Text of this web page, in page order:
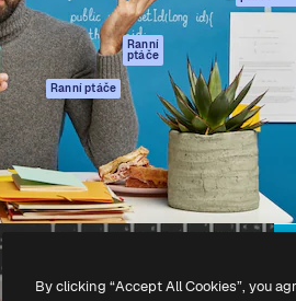
Stock obsah
MCP pro
Claude/ChatGPT
Ranní
ptáče
Agenti Ranní ptáče
API
Mobilní aplikace
Všechny nástroje
Magnific
Zásady používání
souborů cookie
Centrum důvěry
Partneři
Firmy
By clicking “Accept All Cookies”, you